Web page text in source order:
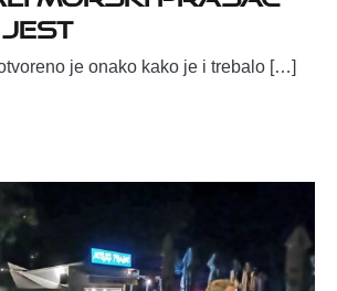
jest
je onako kako je i trebalo […]